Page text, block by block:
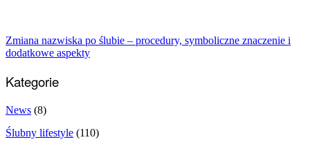
Zmiana nazwiska po ślubie – procedury, symboliczne znaczenie i
dodatkowe aspekty
Kategorie
News (8)
Ślubny lifestyle (110)